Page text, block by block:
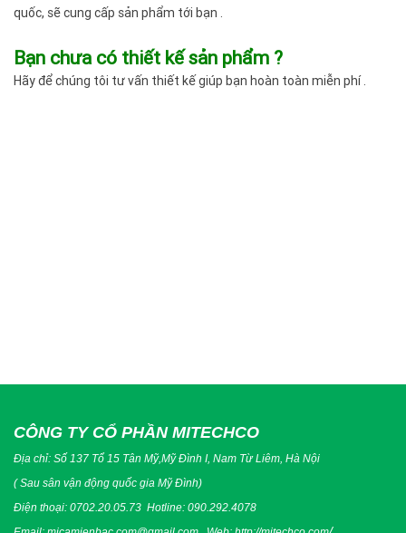
quốc, sẽ cung cấp sản phẩm tới bạn .
Bạn chưa có thiết kế sản phẩm ?
Hãy để chúng tôi tư vấn thiết kế giúp bạn hoàn toàn miễn phí .
CÔNG TY CỔ PHẦN MITECHCO
Địa chỉ: Số 137 Tổ 15 Tân Mỹ,Mỹ Đình I, Nam Từ Liêm, Hà Nội
( Sau sân vận động quốc gia Mỹ Đình)
Điện thoại: 0702.20.05.73 Hotline: 090.292.4078